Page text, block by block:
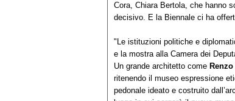
Cora, Chiara Bertola, che hanno
decisivo. E la Biennale ci ha
"Le istituzioni politiche e
e la mostra alla Camera dei
Un grande architetto come
ritenendo il museo espressione
pedonale ideato e costruito